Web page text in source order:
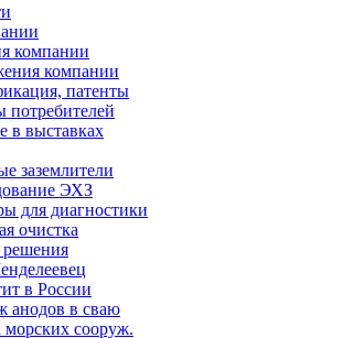
компании
компании
патенты
потребителей
в выставках
заземлители
ЭХЗ
для диагностики
очистка
решения
в России
анодов в сваю
морских сооруж.